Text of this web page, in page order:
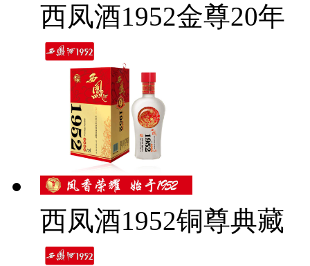
西凤酒1952金尊20年
西凤酒1952铜尊典藏